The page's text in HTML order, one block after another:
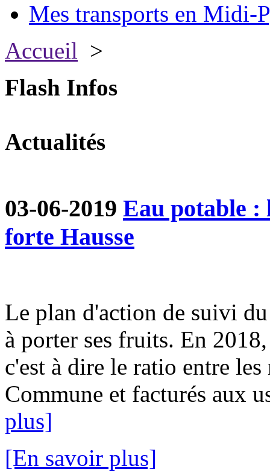
Mes transports en Midi-
Accueil >
Flash Infos
Actualités
03-06-2019 Eau potable :
forte Hausse
Le plan d'action de suivi
à porter ses fruits. En
c'est à dire le ratio entre les
Commune et facturés aux
plus]
[En savoir plus]